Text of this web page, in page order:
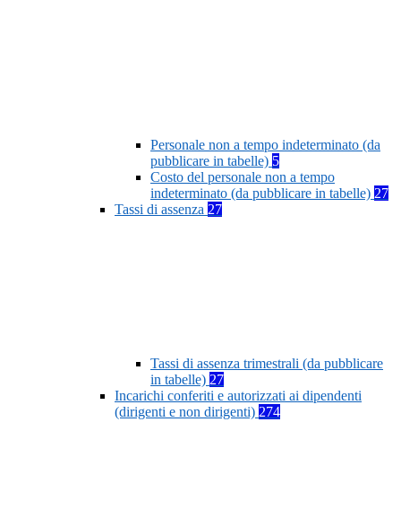
Personale non a tempo indeterminato (da
pubblicare in tabelle) 5
Costo del personale non a tempo
indeterminato (da pubblicare in tabelle) 27
Tassi di assenza 27
Tassi di assenza trimestrali (da pubblicare
in tabelle) 27
Incarichi conferiti e autorizzati ai dipendenti
(dirigenti e non dirigenti) 274